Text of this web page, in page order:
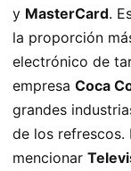
y MasterCard.
la proporción
electrónico de
empresa Coca
grandes
de los refrescos.
mencionar